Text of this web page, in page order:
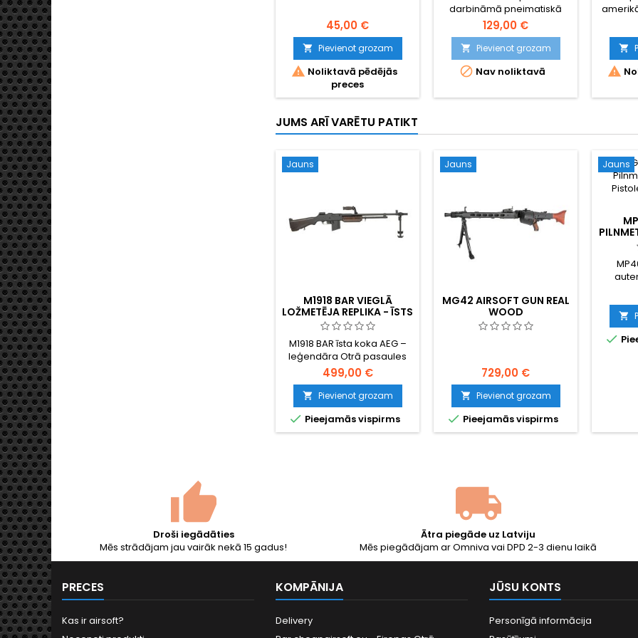
45,00 €
 Pievienot grozam
 Noliktavā pēdējās
preces
darbināmā pneimatiskā
snaipera šautene
129,00 €
 Pievienot grozam
 Nav noliktavā
garums
ko


JUMS ARĪ VARĒTU PATIKT
Jauns
M1918 BAR VIEGLĀ
LOŽMETĒJA REPLIKA - ĪSTS
KOKS
M1918 BAR īsta koka AEG –
leģendāra Otrā pasaules
kara Browning automātiskā
šautene replika. Pilnmetāla
korpuss, īsts tumši lakots
koks, reālistisks 6,4 kg svars,
tērauda bipods iekļauts.
Tikai pilna auto. Ultimātā
499,00 €
 Pievienot grozam
 Pieejamās vispirms
Jauns
MG42 AIRSOFT GUN REAL
WOOD
729,00 €
 Pievienot grozam
 Pieejamās vispirms
Jauns


Droši iegādāties
Mēs strādājam jau vairāk nekā 15 gadus!
Ātra piegāde uz Latviju
Mēs piegādājam ar Omniva vai DPD 2-3 dienu laikā
PRECES
Kas ir airsoft?
KOMPĀNIJA
Delivery
JŪSU KONTS
Personīgā informācija